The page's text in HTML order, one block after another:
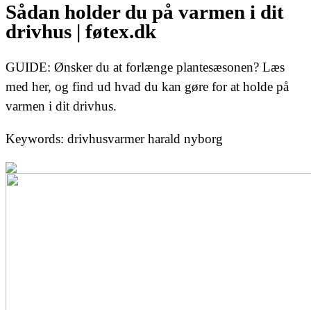
Sådan holder du på varmen i dit
drivhus | føtex.dk
GUIDE: Ønsker du at forlænge plantesæsonen? Læs
med her, og find ud hvad du kan gøre for at holde på
varmen i dit drivhus.
Keywords: drivhusvarmer harald nyborg